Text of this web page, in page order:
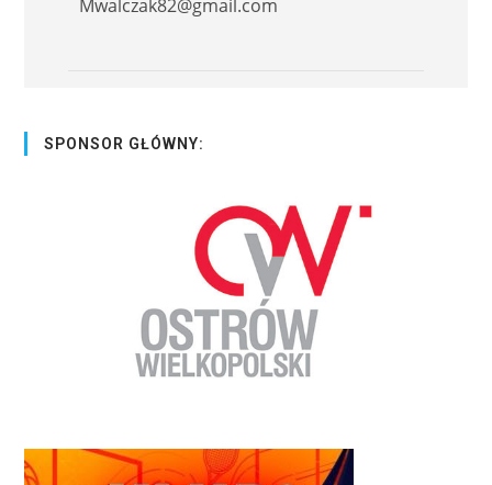
Mwalczak82@gmail.com
SPONSOR GŁÓWNY: